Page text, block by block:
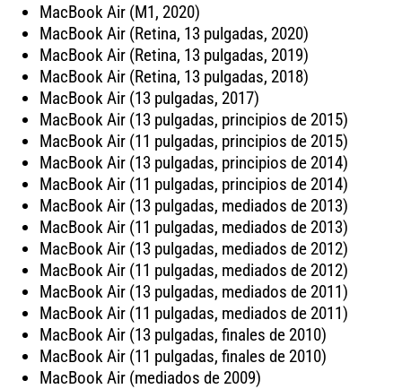
MacBook Air (M1, 2020)
MacBook Air (Retina, 13 pulgadas, 2020)
MacBook Air (Retina, 13 pulgadas, 2019)
MacBook Air (Retina, 13 pulgadas, 2018)
MacBook Air (13 pulgadas, 2017)
MacBook Air (13 pulgadas, principios de 2015)
MacBook Air (11 pulgadas, principios de 2015)
MacBook Air (13 pulgadas, principios de 2014)
MacBook Air (11 pulgadas, principios de 2014)
MacBook Air (13 pulgadas, mediados de 2013)
MacBook Air (11 pulgadas, mediados de 2013)
MacBook Air (13 pulgadas, mediados de 2012)
MacBook Air (11 pulgadas, mediados de 2012)
MacBook Air (13 pulgadas, mediados de 2011)
MacBook Air (11 pulgadas, mediados de 2011)
MacBook Air (13 pulgadas, finales de 2010)
MacBook Air (11 pulgadas, finales de 2010)
MacBook Air (mediados de 2009)